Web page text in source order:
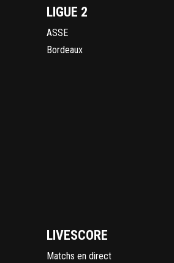
LIGUE 2
ASSE
Bordeaux
LIVESCORE
Matchs en direct